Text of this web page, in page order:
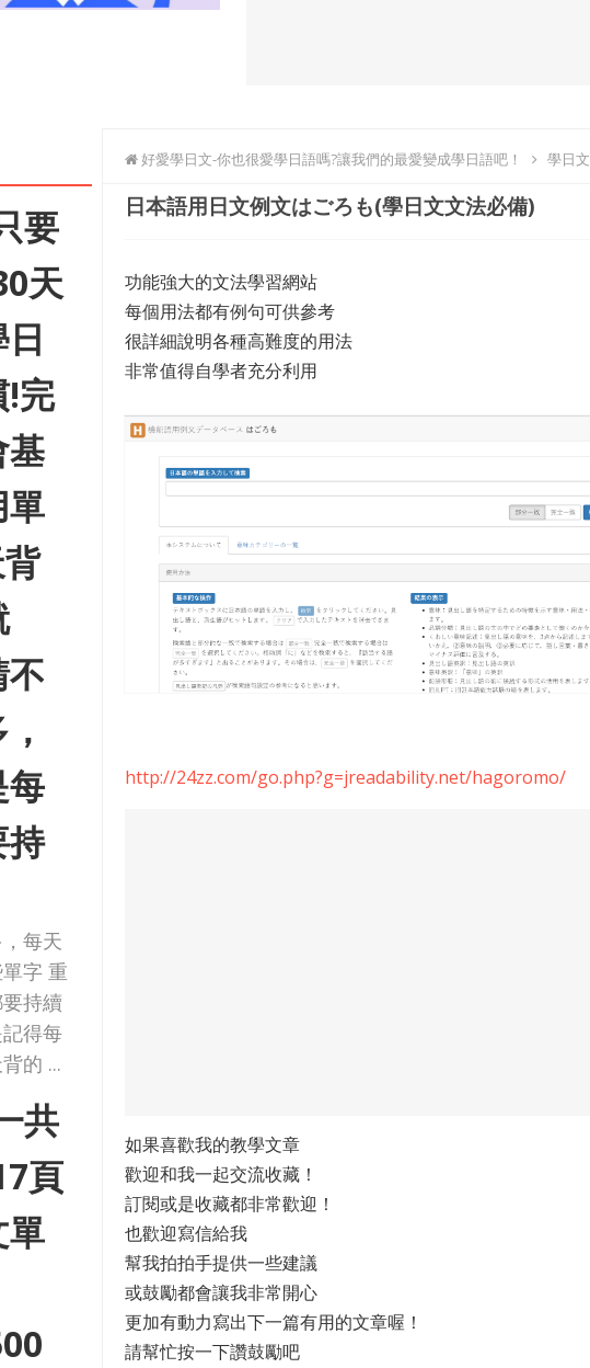
要
天
!完
基
單
不
每
持
每天
字 重
持續
得每
的 ...
共
頁
單
好愛學日文-你也很愛學日語嗎?讓我們的最愛變成學日語吧！ 學日文
日本語用日文例文はごろも(學日文文法必備)
功能強大的文法學習網站
每個用法都有例句可供參考
很詳細說明各種高難度的用法
非常值得自學者充分利用
http://24zz.com/go.php?g=jreadability.net/hagoromo/
如果喜歡我的教學文章
歡迎和我一起交流收藏！
訂閱或是收藏都非常歡迎！
也歡迎寫信給我
幫我拍拍手提供一些建議
或鼓勵都會讓我非常開心
更加有動力寫出下一篇有用的文章喔！
請幫忙按一下讚鼓勵吧